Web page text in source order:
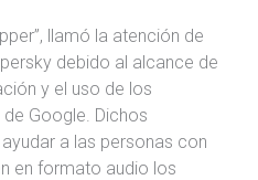
llamó la atención de
debido al alcance de
y el uso de los
Google. Dichos
a las personas con
en formato audio los